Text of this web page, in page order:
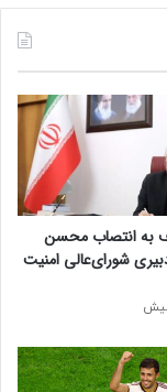
به انتصاب محسن
شورای‌عالی امنیت